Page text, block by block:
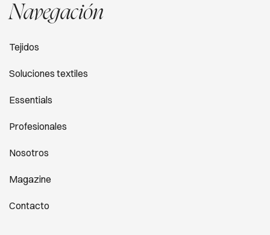
Navegación
Tejidos
Soluciones textiles
Essentials
Profesionales
Nosotros
Magazine
Contacto